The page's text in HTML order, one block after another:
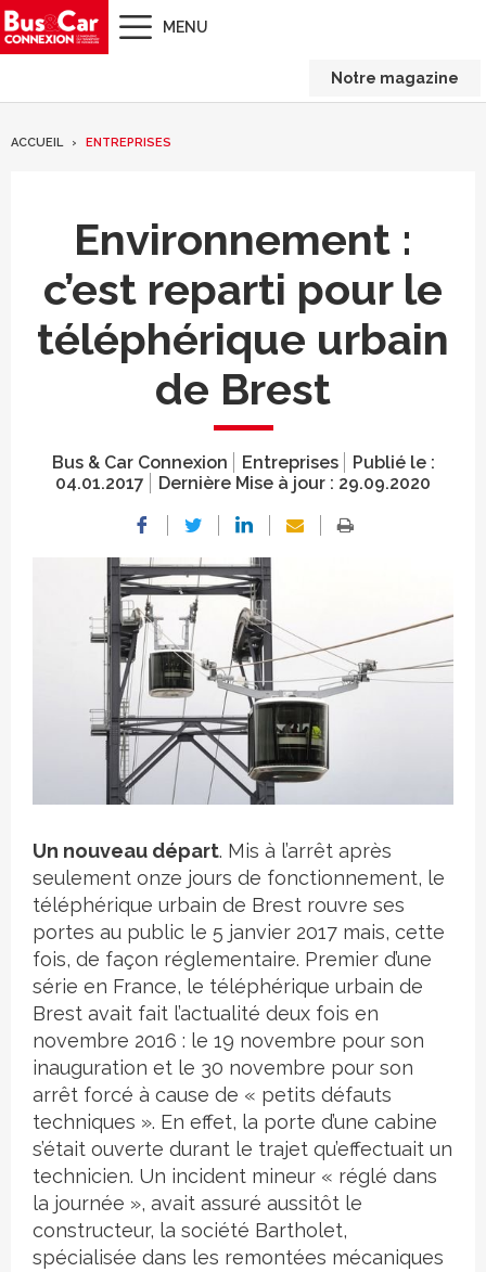
MENU
Notre magazine
ACCUEIL ENTREPRISES
Environnement :
c’est reparti pour le
téléphérique urbain
de Brest
Bus & Car Connexion Entreprises
Publié le :
04.01.2017
Dernière Mise à jour : 29.09.2020
Crédit photo
Un nouveau départ. Mis à l’arrêt après
seulement onze jours de fonctionnement, le
téléphérique urbain de Brest rouvre ses
portes au public le 5 janvier 2017 mais, cette
fois, de façon réglementaire. Premier d’une
série en France, le téléphérique urbain de
Brest avait fait l’actualité deux fois en
novembre 2016 : le 19 novembre pour son
inauguration et le 30 novembre pour son
arrêt forcé à cause de « petits défauts
techniques ». En effet, la porte d’une cabine
s’était ouverte durant le trajet qu’effectuait un
technicien. Un incident mineur « réglé dans
la journée », avait assuré aussitôt le
constructeur, la société Bartholet,
spécialisée dans les remontées mécaniques